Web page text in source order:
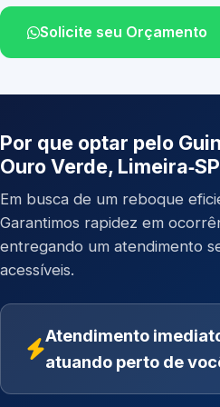
Solicite seu Orçamento
Por que optar pelo
Ouro Verde,
Em busca de um reboque
Garantimos rapidez em
entregando um atendimento
acessíveis.
Atendimento
atuando perto de